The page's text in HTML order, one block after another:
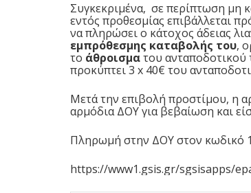
Συγκεκριμένα, σε περίπτωση μη
εντός προθεσμίας επιβάλλεται
να πληρώσει ο κάτοχος άδειας
εμπρόθεσμης καταβολής του,
το άθροισματου ανταποδοτικού
προκύπτει 3 x 40€ του
Μετά την επιβολή προστίμου, η
αρμόδια ΔΟΥ για βεβαίωση και
Πληρωμή στην ΔΟΥ στον κωδικό
https://www1.gsis.gr/sgsisapps/